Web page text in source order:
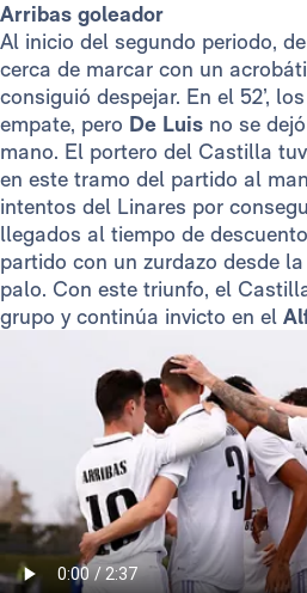
Arribas goleador
Al inicio del segundo periodo,
cerca de marcar con un
consiguió despejar. En el 52’,
empate, pero De Luis no se
mano. El portero del Castilla
en este tramo del partido al
intentos del Linares por
llegados al tiempo de
partido con un zurdazo desde
palo. Con este triunfo, el
grupo y continúa invicto en el